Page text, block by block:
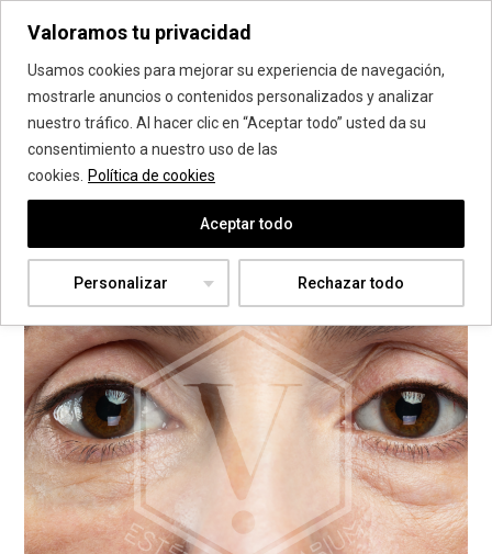
Valoramos tu privacidad
Usamos cookies para mejorar su experiencia de navegación,
mostrarle anuncios o contenidos personalizados y analizar
nuestro tráfico. Al hacer clic en “Aceptar todo” usted da su
consentimiento a nuestro uso de las
cookies. Política de cookies
Personalizar Rechazar todo
Aceptar todo
Vanadis Estética